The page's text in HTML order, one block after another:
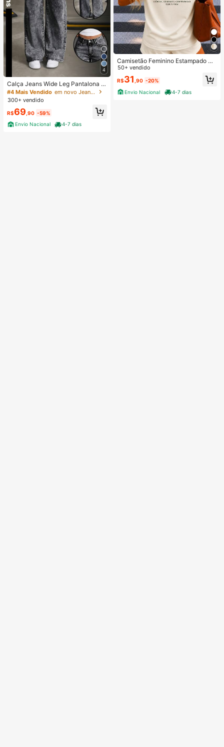
4
Calça Jeans Wide Leg Pantalona F
eminina Cintura Alta Tecido Premiu
m Confortável Grafite
#4 Mais Vendido
em novo Jeans Feminino
300+ vendido
R$69 ,90 -59%
Envio Nacional
4-7 dias
Camisetão Feminino Estampado Co
stas Farmácia Profissão Faculdade
Curso 100% Algodão
50+ vendido
R$31 ,90 -20%
Envio Nacional
4-7 dias